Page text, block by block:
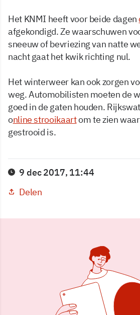
Het KNMI heeft voor beide dagen
afgekondigd. Ze waarschuwen
sneeuw of bevriezing van natte
nacht gaat het kwik richting nul.
Het winterweer kan ook zorgen
weg. Automobilisten moeten de
goed in de gaten houden.
online strooikaartom te zien
gestrooid is.
9 dec 2017, 11:44
Delen